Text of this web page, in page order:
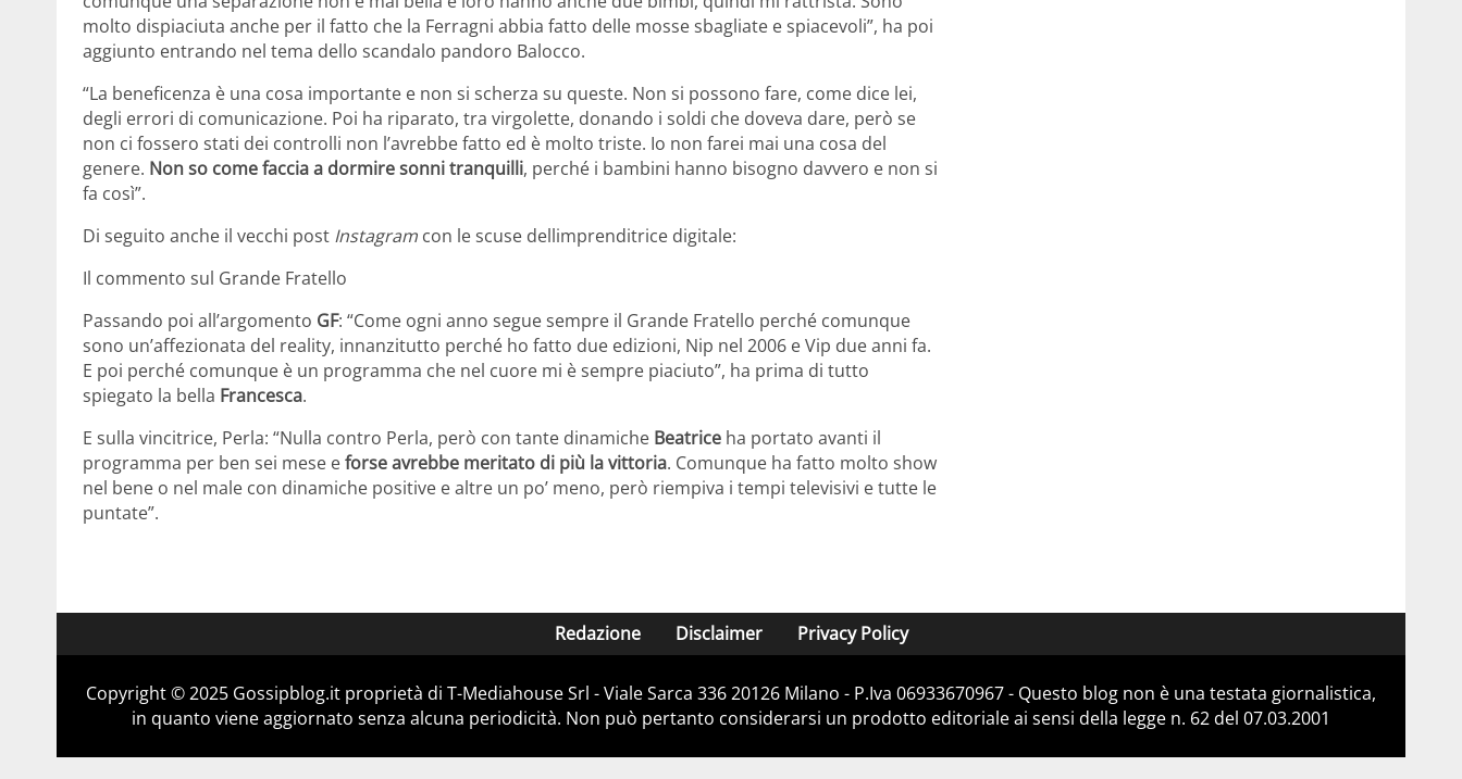
molto dispiaciuta anche per il fatto che la Ferragni abbia fatto delle mosse sbagliate e spiacevoli”, ha poi
aggiunto entrando nel tema dello scandalo pandoro Balocco.
“La beneficenza è una cosa importante e non si scherza su queste. Non si possono fare, come dice lei,
degli errori di comunicazione. Poi ha riparato, tra virgolette, donando i soldi che doveva dare, però se
non ci fossero stati dei controlli non l’avrebbe fatto ed è molto triste. Io non farei mai una cosa del
genere. Non so come faccia a dormire sonni tranquilli, perché i bambini hanno bisogno davvero e non si
fa così”.
Di seguito anche il vecchi post Instagram con le scuse dellimprenditrice digitale:
Il commento sul Grande Fratello
Passando poi all’argomento GF: “Come ogni anno segue sempre il Grande Fratello perché comunque
sono un’affezionata del reality, innanzitutto perché ho fatto due edizioni, Nip nel 2006 e Vip due anni fa.
E poi perché comunque è un programma che nel cuore mi è sempre piaciuto”, ha prima di tutto
spiegato la bella Francesca.
E sulla vincitrice, Perla: “Nulla contro Perla, però con tante dinamiche Beatrice ha portato avanti il
programma per ben sei mese eforse avrebbe meritato di più la vittoria. Comunque ha fatto molto show
nel bene o nel male con dinamiche positive e altre un po’ meno, però riempiva i tempi televisivi e tutte le
puntate”.
Redazione Disclaimer Privacy Policy
Copyright © 2025 Gossipblog.it proprietà di T-Mediahouse Srl - Viale Sarca 336 20126 Milano - P.Iva 06933670967 - Questo blog non è una testata giornalistica,
in quanto viene aggiornato senza alcuna periodicità. Non può pertanto considerarsi un prodotto editoriale ai sensi della legge n. 62 del 07.03.2001